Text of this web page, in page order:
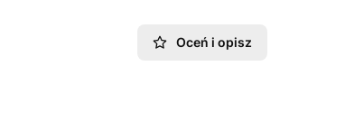
Oceń i opisz